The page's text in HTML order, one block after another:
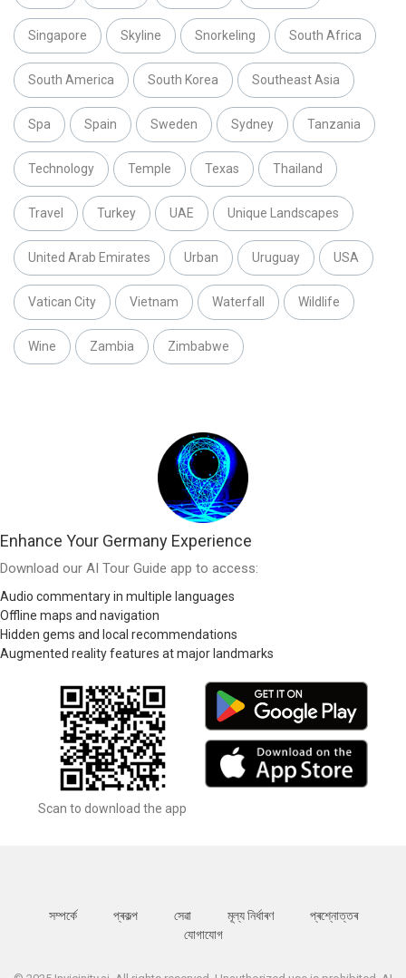
Singapore Skyline Snorkeling South Africa
South America South Korea Southeast Asia
Spa Spain Sweden Sydney Tanzania
Technology Temple Texas Thailand
Travel Turkey UAE Unique Landscapes
United Arab Emirates Urban Uruguay USA
Vatican City Vietnam Waterfall Wildlife
Wine Zambia Zimbabwe
Enhance Your Germany Experience
Download our AI Tour Guide app to access:
Audio commentary in multiple languages
Offline maps and navigation
Hidden gems and local recommendations
Augmented reality features at major landmarks
Scan to download the app
সম্পর্কে প্ৰকল্প সেৱা মূল্য নিৰ্ধাৰণ
প্ৰশ্নোত্তৰ
যোগাযোগ